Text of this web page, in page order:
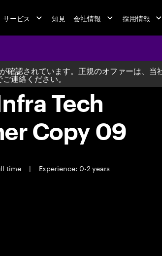
サービス 知見 会社情報 採用情報
確認されています。正規のオファーは、
連絡ください。
Tech
Copy 09
time |
Experience: 0-2 years